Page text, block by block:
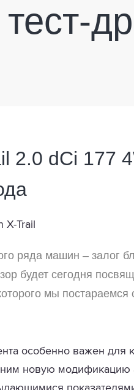
2.0 dCi 177
ряда машин – залог
будет сегодня
мы
особенно важен для
новую модификацию